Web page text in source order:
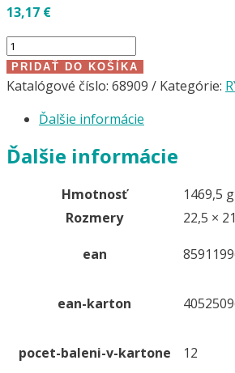
13,17 €
množstvo
Rýchlouzatváracie
vrecká
18
cm
PRIDAŤ DO KOŠÍKA
Katalógové číslo: 68909 Kategórie:
Ďalšie informácie
Ďalšie informácie
Hmotnosť
1469,5 g
Rozmery
22,5 ×
ean
ean-karton
pocet-baleni-v-kartone 12